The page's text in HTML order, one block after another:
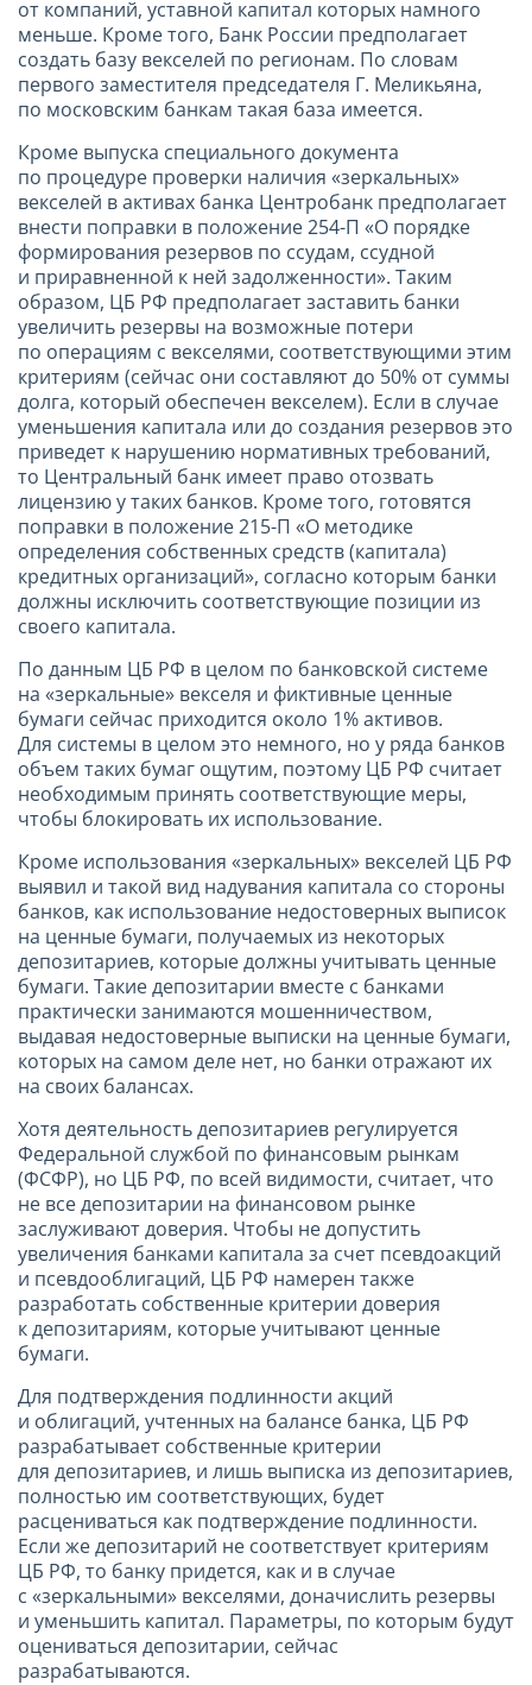
от компаний, уставной капитал которых намного
меньше. Кроме того, Банк России предполагает
создать базу векселей по регионам. По словам
первого заместителя председателя Г. Меликьяна,
по московским банкам такая база имеется.
Кроме выпуска специального документа
по процедуре проверки наличия «зеркальных»
векселей в активах банка Центробанк предполагает
внести поправки в положение 254-П «О порядке
формирования резервов по ссудам, ссудной
и приравненной к ней задолженности». Таким
образом, ЦБ РФ предполагает заставить банки
увеличить резервы на возможные потери
по операциям с векселями, соответствующими этим
критериям (сейчас они составляют до 50% от суммы
долга, который обеспечен векселем). Если в случае
уменьшения капитала или до создания резервов это
приведет к нарушению нормативных требований,
то Центральный банк имеет право отозвать
лицензию у таких банков. Кроме того, готовятся
поправки в положение 215-П «О методике
определения собственных средств (капитала)
кредитных организаций», согласно которым банки
должны исключить соответствующие позиции из
своего капитала.
По данным ЦБ РФ в целом по банковской системе
на «зеркальные» векселя и фиктивные ценные
бумаги сейчас приходится около 1% активов.
Для системы в целом это немного, но у ряда банков
объем таких бумаг ощутим, поэтому ЦБ РФ считает
необходимым принять соответствующие меры,
чтобы блокировать их использование.
Кроме использования «зеркальных» векселей ЦБ РФ
выявил и такой вид надувания капитала со стороны
банков, как использование недостоверных выписок
на ценные бумаги, получаемых из некоторых
депозитариев, которые должны учитывать ценные
бумаги. Такие депозитарии вместе с банками
практически занимаются мошенничеством,
выдавая недостоверные выписки на ценные бумаги,
которых на самом деле нет, но банки отражают их
на своих балансах.
Хотя деятельность депозитариев регулируется
Федеральной службой по финансовым рынкам
(ФСФР), но ЦБ РФ, по всей видимости, считает, что
не все депозитарии на финансовом рынке
заслуживают доверия. Чтобы не допустить
увеличения банками капитала за счет псевдоакций
и псевдооблигаций, ЦБ РФ намерен также
разработать собственные критерии доверия
к депозитариям, которые учитывают ценные
бумаги.
Для подтверждения подлинности акций
и облигаций, учтенных на балансе банка, ЦБ РФ
разрабатывает собственные критерии
для депозитариев, и лишь выписка из депозитариев,
полностью им соответствующих, будет
расцениваться как подтверждение подлинности.
Если же депозитарий не соответствует критериям
ЦБ РФ, то банку придется, как и в случае
с «зеркальными» векселями, доначислить резервы
и уменьшить капитал. Параметры, по которым будут
оцениваться депозитарии, сейчас
разрабатываются.